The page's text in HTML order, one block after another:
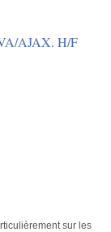
AJAX. H/F
sur les